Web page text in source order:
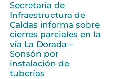
Secretaría de
Infraestructura de
Caldas informa sobre
cierres parciales en la
vía La Dorada –
Sonsón por
instalación de
tuberías